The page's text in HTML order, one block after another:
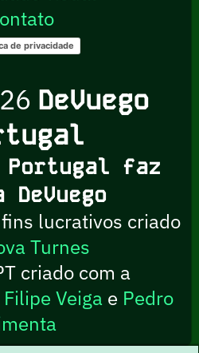
de privacidade
DeVuego
Portugal faz
lucrativos criado
Turnes
criado com a
Filipe Veiga e Pedro